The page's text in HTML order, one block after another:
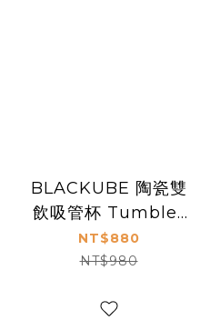
BLACKUBE 陶瓷雙
飲吸管杯 Tumbler
600ml - 豆乳白
(Tritan吸管)
NT$880
NT$980